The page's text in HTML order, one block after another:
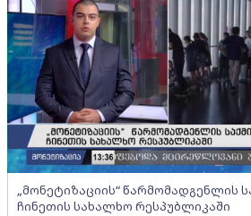
„მონეტიზაციის“ წარმომადგენლის
ჩინეთის სახალხო რესპუბლიკაში